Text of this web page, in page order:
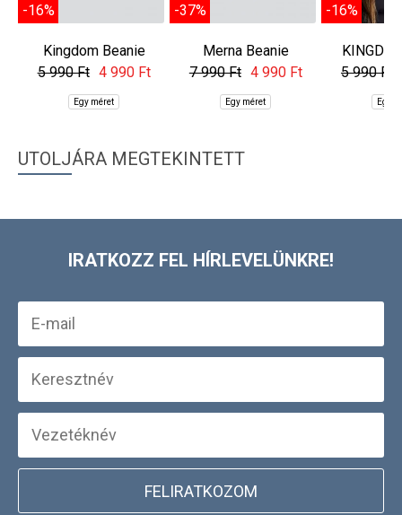
-16%
Kingdom Beanie
5 990 Ft 4 990 Ft
Egy méret
-37%
Merna Beanie
7 990 Ft 4 990 Ft
Egy méret
-16%
5 990 Ft
Egy
UTOLJÁRA MEGTEKINTETT
IRATKOZZ FEL HÍRLEVELÜNKRE!
FELIRATKOZOM